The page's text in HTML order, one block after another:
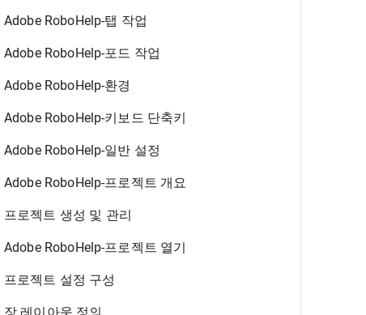
Adobe RoboHelp-탭 작업
Adobe RoboHelp-포드 작업
Adobe RoboHelp-환경
Adobe RoboHelp-키보드 단축키
Adobe RoboHelp-일반 설정
Adobe RoboHelp-프로젝트 개요
프로젝트 생성 및 관리
Adobe RoboHelp-프로젝트 열기
프로젝트 설정 구성